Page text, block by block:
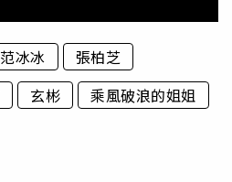
范冰冰
張柏芝
玄彬
乘風破浪的姐姐